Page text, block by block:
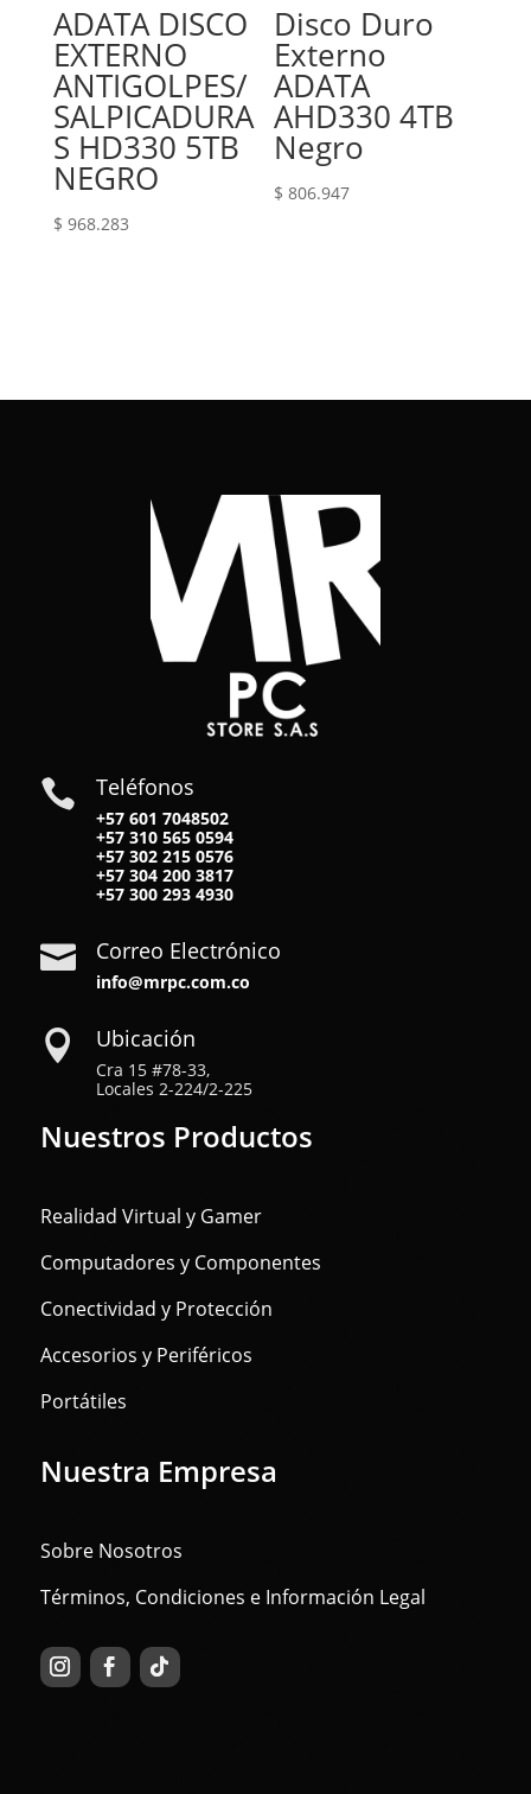
ADATA DISCO
EXTERNO
ANTIGOLPES/
SALPICADURA
S HD330 5TB
NEGRO
$ 968.283
Disco Duro
Externo
ADATA
AHD330 4TB
Negro
$ 806.947
 Teléfonos
+57 601 7048502
+57310 565 0594
+57302 215 0576
+57304 200 3817
+57300 293 4930
 Correo Electrónico
info@mrpc.com.co
 Ubicación
Cra 15 #78-33,
Locales 2-224/2-225
Nuestros Productos
Realidad Virtual y Gamer
Computadores y Componentes
Conectividad y Protección
Accesorios y Periféricos
Portátiles
Nuestra Empresa
Sobre Nosotros
Términos, Condiciones e Información Legal